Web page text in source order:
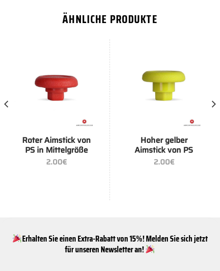
ÄHNLICHE PRODUKTE
Roter Aimstick von
PS in Mittelgröße
2.00€
Hoher gelber
Aimstick von PS
2.00€
Erhalten Sie einen Extra-Rabatt von 15%! Melden Sie sich jetzt
für unseren Newsletter an!